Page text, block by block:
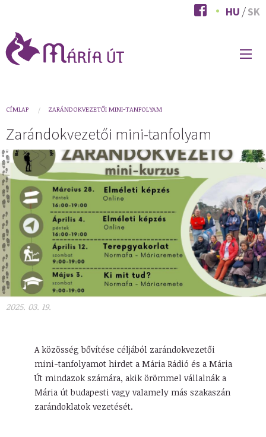
tartalomra
HU SK
You
are
CÍMLAP ZARÁNDOKVEZETŐI MINI-TANFOLYAM
Zarándokvezetői mini-tanfolyam
2025. 03. 19.
A közösség bővítése céljából zarándokvezetői
mini-tanfolyamot hirdet a Mária Rádió és a Mária
Út mindazok számára, akik örömmel vállalnák a
Mária út budapesti vagy valamely más szakaszán
zarándoklatok vezetését.